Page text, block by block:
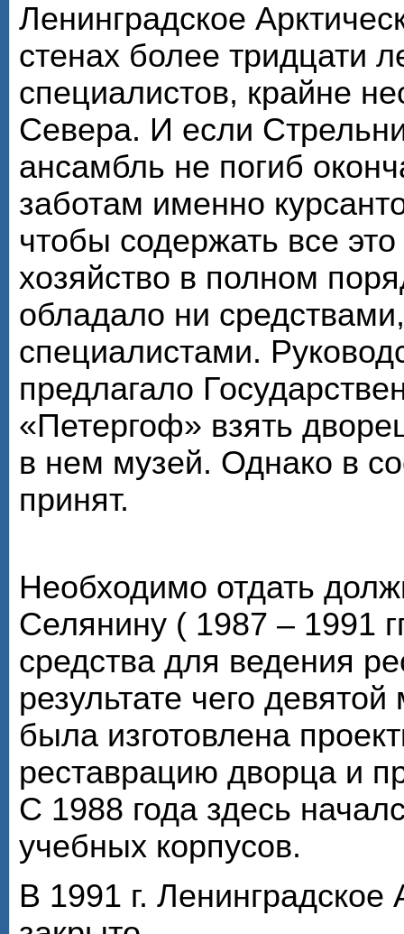
Ленинградское
стенах более тридцати
специалистов, крайне
Севера. И если
ансамбль не погиб
заботам именно
чтобы содержать все
хозяйство в полном
обладало ни
специалистами.
предлагало
«Петергоф» взять
в нем музей. Однако в
принят.
Необходимо отдать
Селянину ( 1987 – 1991
средства для ведения
результате чего
была изготовлена
реставрацию дворца и
С 1988 года здесь
учебных корпусов.
В 1991 г.